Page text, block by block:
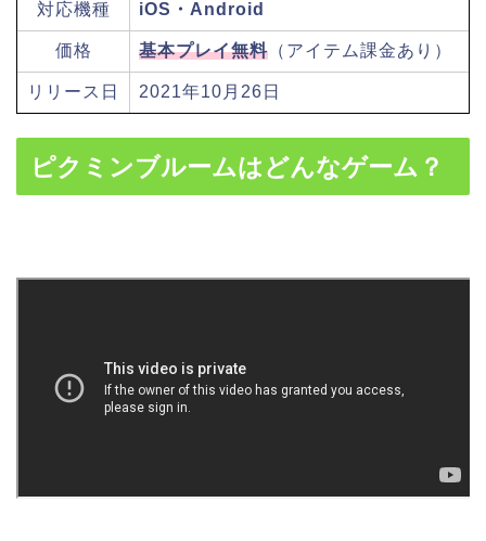
対応機種 iOS・Android
価格 基本プレイ無料 （アイテム課金あり）
リリース日 2021年10月26日
ピクミンブルームはどんなゲーム？